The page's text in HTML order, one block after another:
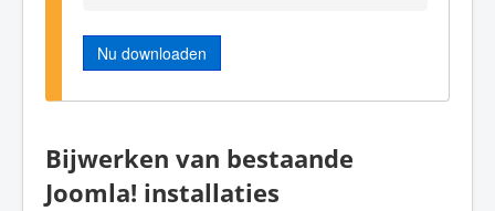
Nu downloaden
Bijwerken van bestaande
Joomla! installaties